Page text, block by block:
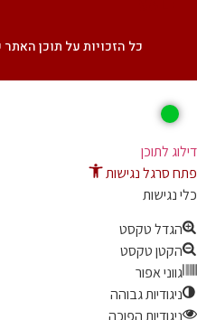
כל הזכויות על תוכן האתר
לתוכן
סרגל נגישות
טקסט
טקסט
אפור
גבוהה
הפוכה